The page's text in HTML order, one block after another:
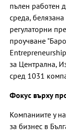
пълен работен
среда,
регулаторни
проучване
за Централна,
сред 1031
Фокус върху
Компаниите у
за бизнес в